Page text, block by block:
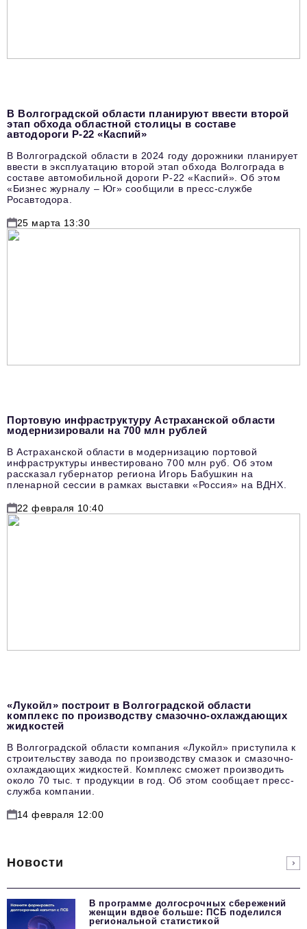
В Волгоградской области планируют ввести второй
этап обхода областной столицы в составе
автодороги Р-22 «Каспий»
В Волгоградской области в 2024 году дорожники планирует
ввести в эксплуатацию второй этап обхода Волгограда в
составе автомобильной дороги Р-22 «Каспий». Об этом
«Бизнес журналу – Юг» сообщили в пресс-службе
Росавтодора.
25 марта 13:30
Портовую инфраструктуру Астраханской области
модернизировали на 700 млн рублей
В Астраханской области в модернизацию портовой
инфраструктуры инвестировано 700 млн руб. Об этом
рассказал губернатор региона Игорь Бабушкин на
пленарной сессии в рамках выставки «Россия» на ВДНХ.
22 февраля 10:40
«Лукойл» построит в Волгоградской области
комплекс по производству смазочно-охлаждающих
жидкостей
В Волгоградской области компания «Лукойл» приступила к
строительству завода по производству смазок и смазочно-
охлаждающих жидкостей. Комплекс сможет производить
около 70 тыс. т продукции в год. Об этом сообщает пресс-
служба компании.
14 февраля 12:00
Новости
В программе долгосрочных сбережений
женщин вдвое больше: ПСБ поделился
региональной статистикой